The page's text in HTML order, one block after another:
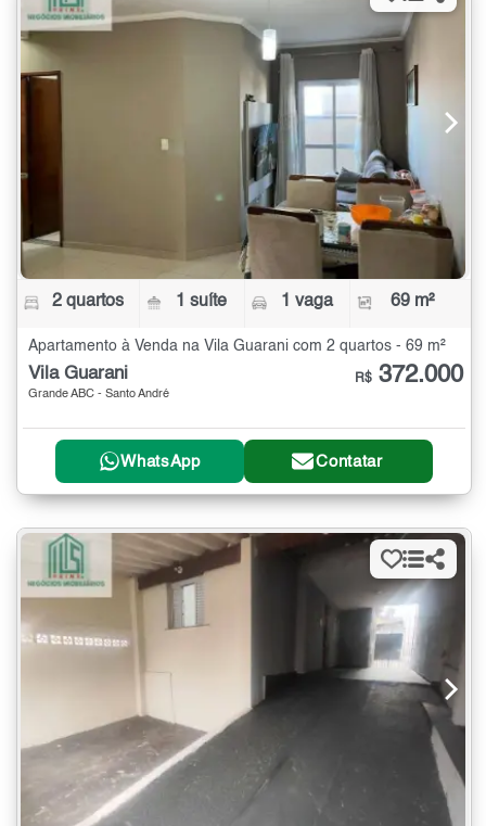
2 quartos 1 suíte 1 vaga 69 m²
Apartamento à Venda na Vila Guarani com 2 quartos - 69 m²
Vila Guarani
Grande ABC - Santo André
R$ 372.000
WhatsApp Contatar